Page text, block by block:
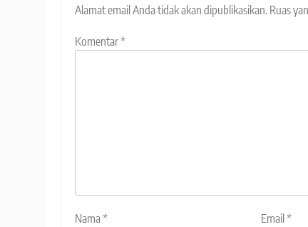
Alamat email Anda tidak akan dipublikasikan. Ruas
Komentar*
Nama* Email *